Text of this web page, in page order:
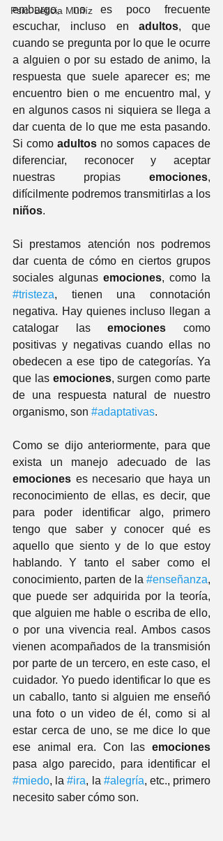
Psic. Leticia Muñíz
embargo, no es poco frecuente
escuchar, incluso en adultos, que
cuando se pregunta por lo que le ocurre
a alguien o por su estado de animo, la
respuesta que suele aparecer es; me
encuentro bien o me encuentro mal, y
en algunos casos ni siquiera se llega a
dar cuenta de lo que me esta pasando.
Si como adultos no somos capaces de
diferenciar, reconocer y aceptar
nuestras propias emociones,
niños.
Si prestamos atención nos podremos
dar cuenta de cómo en ciertos grupos
sociales algunas emociones
#tristeza, tienen una connotación
negativa. Hay quienes incluso llegan a
catalogar las emociones como
positivas y negativas cuando ellas no
obedecen a ese tipo de categorías. Ya
que las emociones, surgen como parte
de una respuesta natural de nuestro
organismo, son #adaptativas.
Como se dijo anteriormente, para que
emociones es necesario que haya un
reconocimiento de ellas, es decir, que
para poder identificar algo, primero
tengo que saber y conocer qué es
aquello que siento y de lo que estoy
hablando. Y tanto el saber como el
conocimiento, parten de la #enseñanza,
que puede ser adquirida por la teoría,
que alguien me hable o escriba de ello,
o por una vivencia real. Ambos casos
vienen acompañados de la transmisión
por parte de un tercero, en este caso, el
cuidador. Yo puedo identificar lo que es
un caballo, tanto si alguien me enseñó
una foto o un video de él, como si al
estar cerca de uno, se me dice lo que
ese animal era. Con las emociones
#miedo, la #ira, la #alegría, etc., primero
necesito saber cómo son.